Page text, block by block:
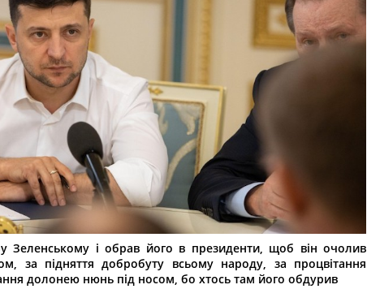
Зеленському і обрав його в президенти, щоб він очолив
за підняття добробуту всьому народу, за процвітання
долонею нюнь під носом, бо хтось там його обдурив